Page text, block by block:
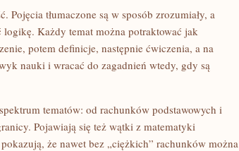
Pojęcia tłumaczone są w sposób zrozumiały, a
Każdy temat można potraktować jak
potem definicje, następnie ćwiczenia, a na
nauki i wracać do zagadnień wtedy, gdy są
tematów: od rachunków podstawowych i
Pojawiają się też wątki z matematyki
że nawet bez „ciężkich” rachunków można